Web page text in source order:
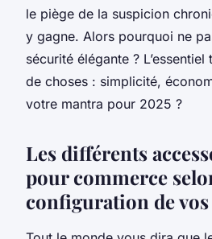
le piège de la suspicion
y gagne. Alors pourquoi ne
sécurité élégante ?
de choses : simplicité,
votre mantra pour 2025 ?
Les différents
pour commerce
configuration de